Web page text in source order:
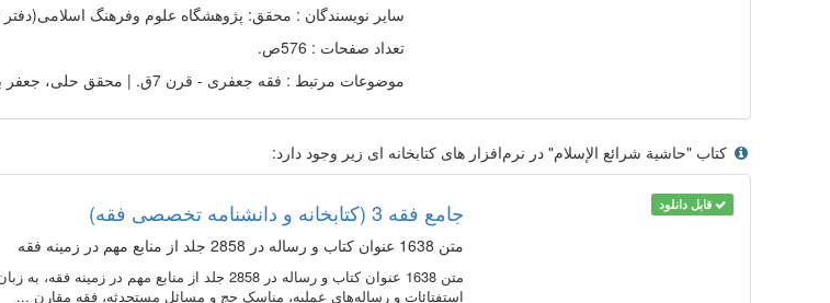
سایر نویسندگان : محقق: پژوهشگاه علوم وفرهنگ اسلامی(دفتر
تعداد صفحات : 576ص.
موضوعات مرتبط : فقه جعفری - قرن 7ق. | محقق حلی، جعفر بن حسن، 602 - 676ق. شرایع الاسلام فی مسایل الحلال و الحرام - نقد و تفسیر
کتاب "حاشیة شرائع الإسلام" در نرم‌افزار های کتابخانه ای زیر وجود دارد:
قابل دانلود جامع فقه 3 (کتابخانه و دانشنامه تخصصی فقه)
متن 1638 عنوان کتاب و رساله در 2858 جلد از منابع مهم در زمينه فقه
متن 1638 عنوان کتاب و رساله در 2858 جلد از
استفتائات و رساله‌های عملیه، مناسک حج و مسائل مستحدثه، فقه مقارن ...